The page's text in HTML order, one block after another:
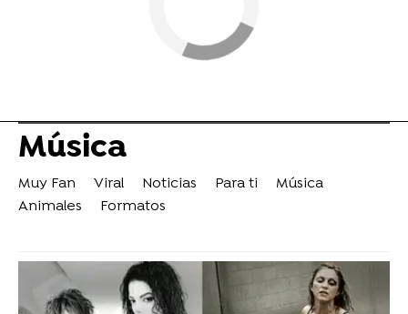
Música
Muy Fan Viral Noticias Para ti
Música
Animales
Formatos